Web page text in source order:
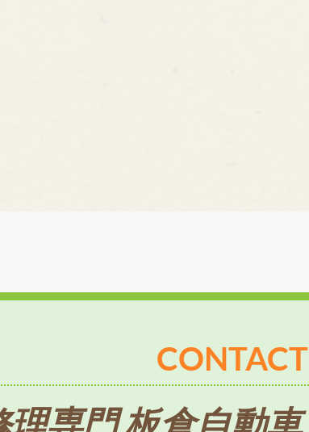
CONTACT
理専門 板倉自動車